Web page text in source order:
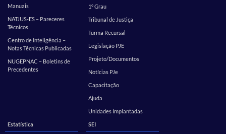
Manuais
NATJUS-ES – Pareceres
Técnicos
Centro de Inteligência –
Notas Técnicas Publicadas
NUGEPNAC – Boletins de
Precedentes
1º Grau
Tribunal de Justiça
Turma Recursal
Legislação PJE
Projeto/Documentos
Notícias PJe
Capacitação
Ajuda
Unidades Implantadas
Estatística
SEI